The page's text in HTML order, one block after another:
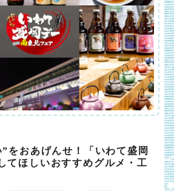
をおあげんせ！「いわて盛岡
てほしいおすすめグルメ・工